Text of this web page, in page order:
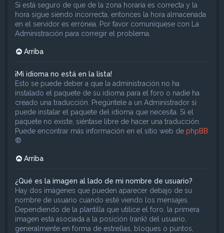
Si está seguro de que de la zona horaria es correcta y la
hora sigue siendo incorrecta, entonces la hora almacenada
en el servidor es errónea. Por favor comuníquese con La
Administración para corregir el problema.
Arriba
¡Mi idioma no está en la lista!
Esto se puede deber a que la administración no ha
instalado el paquete de su idioma para el foro o nadie ha
creado una traducción. Pregúntele a un Administrador si
puede instalar el paquete del idioma que necesita. Si el
paquete no existe, siéntase libre de hacer una traducción.
Puede encontrar más información en el sitio web de phpBB
®
Arriba
¿Qué es la imagen al lado de mi nombre de usuario?
Hay dos imágenes que pueden aparecer debajo de su
nombre de usuario cuando esté viendo los mensajes.
Dependiendo de la plantilla que utilice el foro, la primera
imagen está asociada a la posición (rank) del usuario,
generalmente en forma de estrellas, bloques o puntos,